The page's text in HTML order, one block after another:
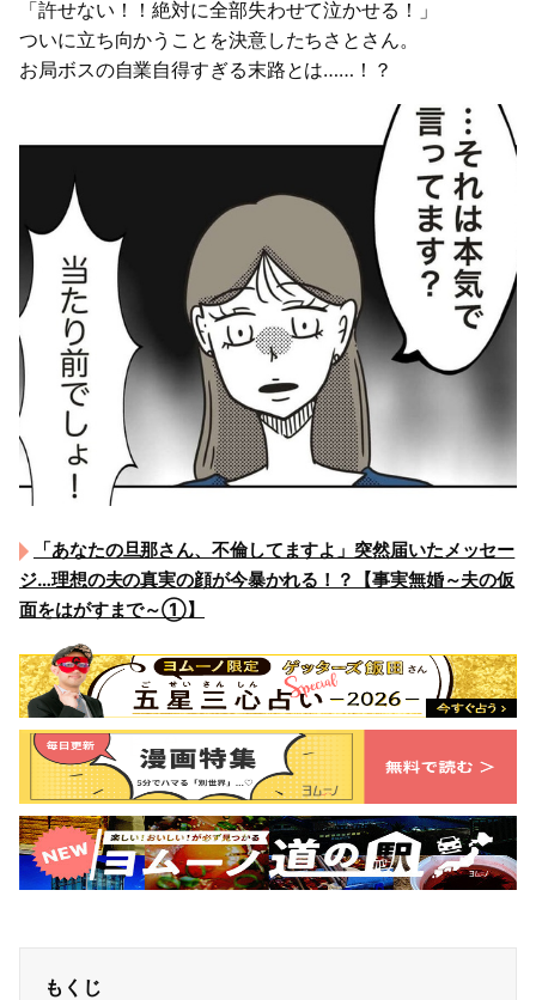
「許せない！！絶対に全部失わせて泣かせる！」
ついに立ち向かうことを決意したちさとさん。
お局ボスの自業自得すぎる末路とは……！？
「あなたの旦那さん、不倫してますよ」突然届いたメッセー
ジ…理想の夫の真実の顔が今暴かれる！？【事実無婚～夫の仮
面をはがすまで～①】
もくじ